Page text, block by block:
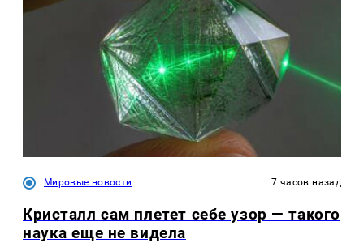
Мировые новости 7 часов назад
Кристалл сам плетет себе узор — такого
наука еще не видела